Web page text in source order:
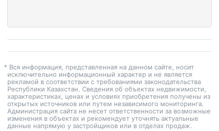
* Вся информация, представленная на данном сайте, носит
исключительно информационный характер и не является
рекламой в соответствии с требованиями законодательства
Республики Казахстан. Сведения об объектах недвижимости,
характеристиках, ценах и условиях приобретения получены из
открытых источников или путем независимого мониторинга.
Администрация сайта не несет ответственности за возможные
изменения в объектах и рекомендует уточнять актуальные
данные напрямую у застройщиков или в отделах продаж.